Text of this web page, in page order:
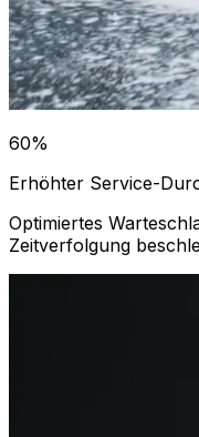
60%
Erhöhter Service-
Optimiertes
Zeitverfolgung